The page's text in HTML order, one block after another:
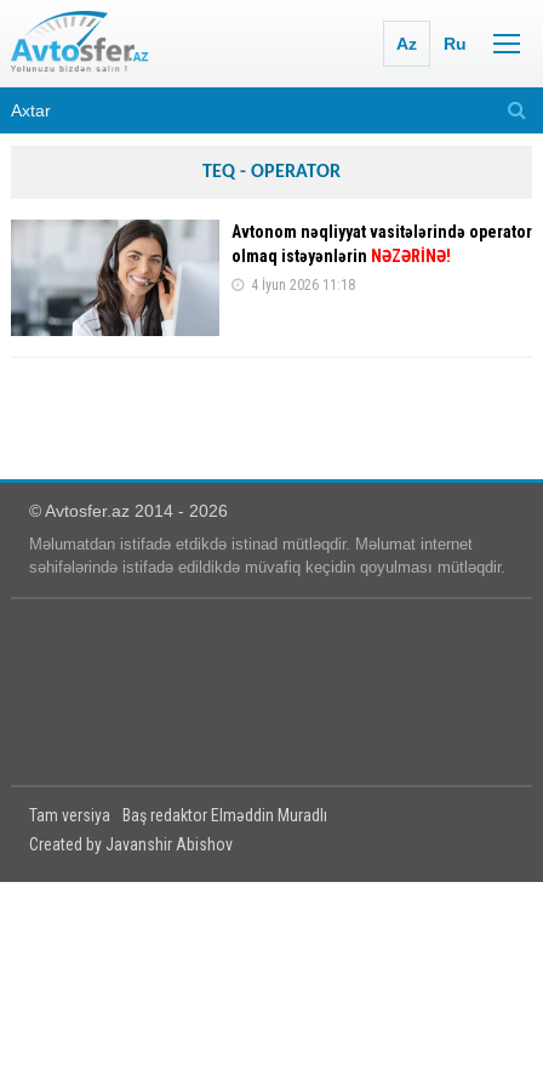
Az Ru
TEQ - OPERATOR
Avtonom nəqliyyat vasitələrində operator
olmaq istəyənlərin NƏZƏRİNƏ!
4 İyun 2026 11:18
© Avtosfer.az 2014 - 2026
Məlumatdan istifadə etdikdə istinad mütləqdir. Məlumat internet
səhifələrində istifadə edildikdə müvafiq keçidin qoyulması mütləqdir.
Tam versiya
Baş redaktor Elməddin Muradlı
Created by Javanshir Abishov